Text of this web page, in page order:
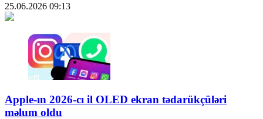
25.06.2026 09:13
Apple-ın 2026-cı il OLED ekran tədarükçüləri
məlum oldu